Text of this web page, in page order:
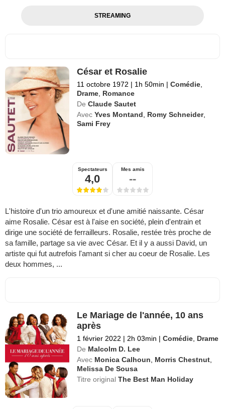
STREAMING
César et Rosalie
11 octobre 1972 | 1h 50min | Comédie
Drame Romance
De Claude Sautet
Avec Yves Montand Romy Schneider,
Sami Frey
Spectateurs
4,0
Mes amis
--
L'histoire d'un trio amoureux et d'une amitié naissante. César
aime Rosalie. César est à l'aise en société, plein d'entrain et
dirige une société de ferrailleurs. Rosalie, restée très proche de
sa famille, partage sa vie avec César. Et il y a aussi David, un
artiste qui fut autrefois l'amant si cher au coeur de Rosalie. Les
deux hommes, ...
Le Mariage de l'année, 10 ans
après
1 février 2022 | 2h 03min | Comédie Drame
De Malcolm D. Lee
Avec Monica Calhoun Morris Chestnut
Melissa De Sousa
Titre originalThe Best Man Holiday